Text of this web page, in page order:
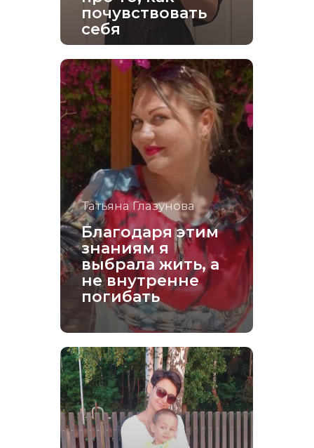
Татьяна Глазунова
Благодаря этим
знаниям я
выбрала жить, а
не внутренне
погибать
почувствовать
себя